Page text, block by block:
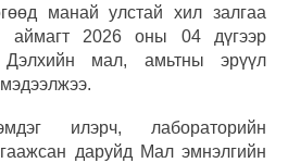
манай улстай хил залгаа
2026 оны 04 дүгээр
Дэлхийн мал, амьтны эрүүл
илэрч, лабораторийн
даруйд Мал эмнэлгийн